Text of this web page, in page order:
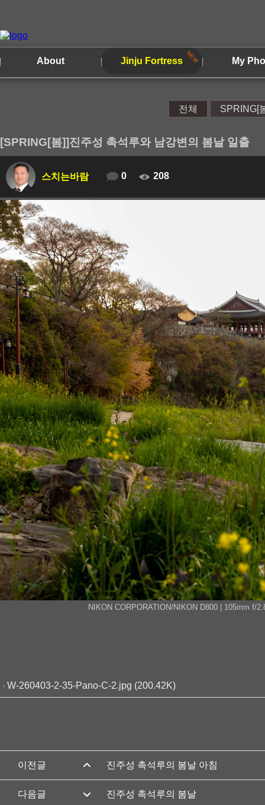
About Jinju Fortress My
전체 SPRING[
[SPRING[봄]]진주성 촉석루와 남강변의 봄날 일출
스치는바람 0 208
NIKON CORPORATION/NIKON D800 | 105mm f/
W-260403-2-35-Pano-C-2.jpg (200.42K)
진주성 촉석루의 봄날 아침
진주성 촉석루의 봄날